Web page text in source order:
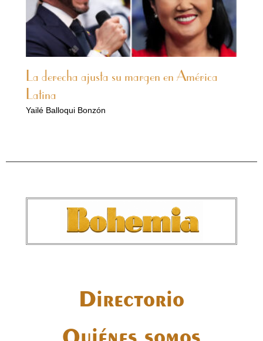
La derecha ajusta su margen en América
Latina
Yailé Balloqui Bonzón
Directorio